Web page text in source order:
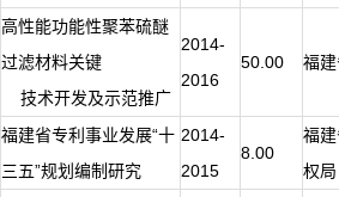
高性能功能性聚苯硫醚
过滤材料关键
技术开发及示范推广
2014-
2016
50.00 福
福建省专利事业发展“十
三五”规划编制研究
2014-
2015
8.00
福
权局